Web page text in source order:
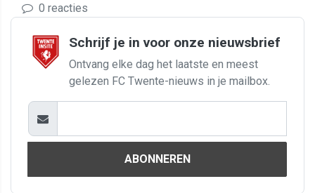
0 reacties
Schrijf je in voor onze nieuwsbrief
Ontvang elke dag het laatste en meest
gelezen FC Twente-nieuws in je mailbox.
ABONNEREN